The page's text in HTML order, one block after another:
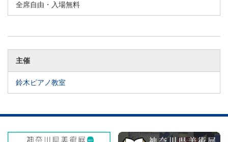
全席自由・入場無料
主催
鈴木ピアノ教室